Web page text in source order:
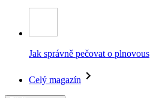
Jak správně pečovat o plnovous
Celý magazín